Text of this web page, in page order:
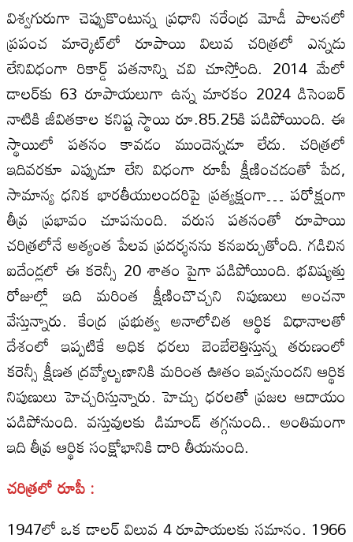
విశ్వగురుగా చెప్పుకొంటున్న ప్రధాని నరేంద్ర మోడీ పాలనలో
ప్రపంచ మార్కెట్‌లో రూపాయి విలువ చరిత్రలో ఎన్నడు
లేనివిధంగా రికార్డ్‌ పతనాన్ని చవి చూస్తోంది. 2014 మేలో
డాలర్‌కు 63 రూపాయలుగా ఉన్న మారకం 2024 డిసెంబర్‌
నాటికి జీవితకాల కనిష్ట స్థాయి రూ.85.25కి పడిపోయింది. ఈ
స్థాయిలో పతనం కావడం ముందెన్నడూ లేదు. చరిత్రలో
ఇదివరకూ ఎప్పుడూ లేని విధంగా రూపీ క్షీణించడంతో పేద,
సామాన్య ధనిక భారతీయులందరిపై ప్రత్యక్షంగా… పరోక్షంగా
తీవ్ర ప్రభావం చూపనుంది. వరుస పతనంతో రూపాయి
చరిత్రలోనే అత్యంత పేలవ ప్రదర్శనను కనబర్చుతోంది. గడిచిన
ఐదేండ్లలో ఈ కరెన్సీ 20 శాతం పైగా పడిపోయింది. భవిష్యత్తు
రోజుల్లో ఇది మరింత క్షీణించొచ్చని నిపుణులు అంచనా
వేస్తున్నారు. కేంద్ర ప్రభుత్వ అనాలోచిత ఆర్థిక విధానాలతో
దేశంలో ఇప్పటికే అధిక ధరలు బెంబేలెత్తిస్తున్న తరుణంలో
కరెన్సీ క్షీణత ద్రవ్యోల్బణానికి మరింత ఊతం ఇవ్వనుందని ఆర్థిక
నిపుణులు హెచ్చరిస్తున్నారు. హెచ్చు ధరలతో ప్రజల ఆదాయం
పడిపోనుంది. వస్తువులకు డిమాండ్‌ తగ్గనుంది.. అంతిమంగా
ఇది తీవ్ర ఆర్థిక సంక్షోభానికి దారి తీయనుంది.
చరిత్రలో రూపీ :
1947లో ఒక డాలర్‌ విలువ 4 రూపాయలకు సమానం. 1966